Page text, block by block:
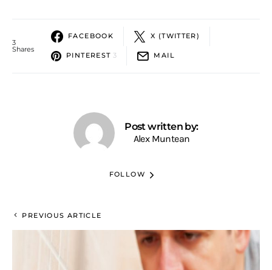
3
Shares
FACEBOOK X (TWITTER)
PINTEREST 3 MAIL
Post written by:
Alex Muntean
FOLLOW
PREVIOUS ARTICLE